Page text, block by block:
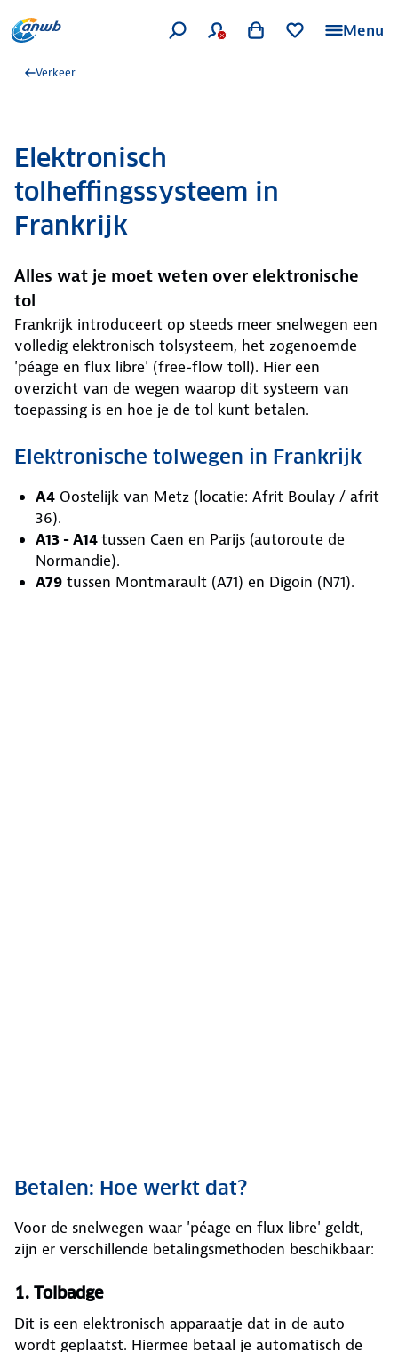
Menu
Verkeer
Elektronisch
tolheffingssysteem in
Frankrijk
Alles wat je moet weten over elektronische
tol
Frankrijk introduceert op steeds meer snelwegen een
volledig elektronisch tolsysteem, het zogenoemde
'péage en flux libre' (free-flow toll). Hier een
overzicht van de wegen waarop dit systeem van
toepassing is en hoe je de tol kunt betalen.
Elektronische tolwegen in Frankrijk
A4 Oostelijk van Metz (locatie: Afrit Boulay / afrit
36).
A13 - A14tussen Caen en Parijs (autoroute de
Normandie).
A79 tussen Montmarault (A71) en Digoin (N71).
Betalen: Hoe werkt dat?
Voor de snelwegen waar 'péage en flux libre' geldt,
zijn er verschillende betalingsmethoden beschikbaar:
1. Tolbadge
Dit is een elektronisch apparaatje dat in de auto
wordt geplaatst. Hiermee betaal je automatisch de